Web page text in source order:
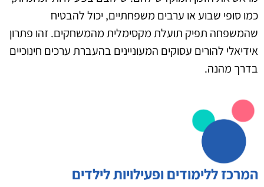
כמו סופי שבוע או ערבים משפחתיים, יכול להבטיח
שהמשפחה תפיק תועלת מקסימלית מהמשחקים. זהו פתרון
אידיאלי להורים עסוקים המעוניינים בהעברת ערכים חינוכיים
בדרך מהנה.
המרכז ללימודים ופעילויות לילדים